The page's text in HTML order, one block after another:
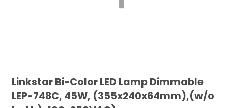
Linkstar Bi-Color LED Lamp Dimmable
LEP-748C, 45W, (355x240x64mm),(w/o